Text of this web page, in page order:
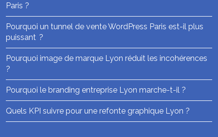
Paris ?
Pourquoi un tunnel de vente WordPress Paris est-il plus
puissant ?
Pourquoi image de marque Lyon réduit les incohérences
?
Pourquoi le branding entreprise Lyon marche-t-il ?
Quels KPI suivre pour une refonte graphique Lyon ?